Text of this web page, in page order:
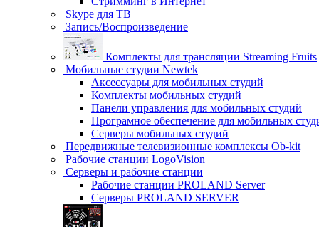
Skype для ТВ
Запись/Воспроизведение
Комплекты для трансляции Streaming Fruits
Мобильные студии Newtek
Аксессуары для мобильных студий
Комплекты мобильных студий
Панели управления для мобильных студий
Програмное обеспечение для мобильных
Серверы мобильных студий
Передвижные телевизионные комплексы Ob-kit
Рабочие станции LogoVision
Серверы и рабочие станции
Рабочие станции PROLAND Server
Серверы PROLAND SERVER